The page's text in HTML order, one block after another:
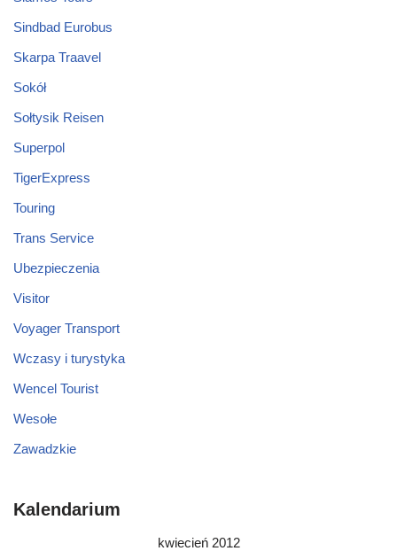
Sindbad Eurobus
Skarpa Traavel
Sokół
Sołtysik Reisen
Superpol
TigerExpress
Touring
Trans Service
Ubezpieczenia
Visitor
Voyager Transport
Wczasy i turystyka
Wencel Tourist
Wesołe
Zawadzkie
Kalendarium
kwiecień 2012